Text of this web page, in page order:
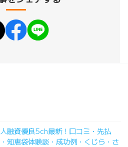
融資優良5ch最新！口コミ・先払
知恵袋体験談・成功例・くじら・さ